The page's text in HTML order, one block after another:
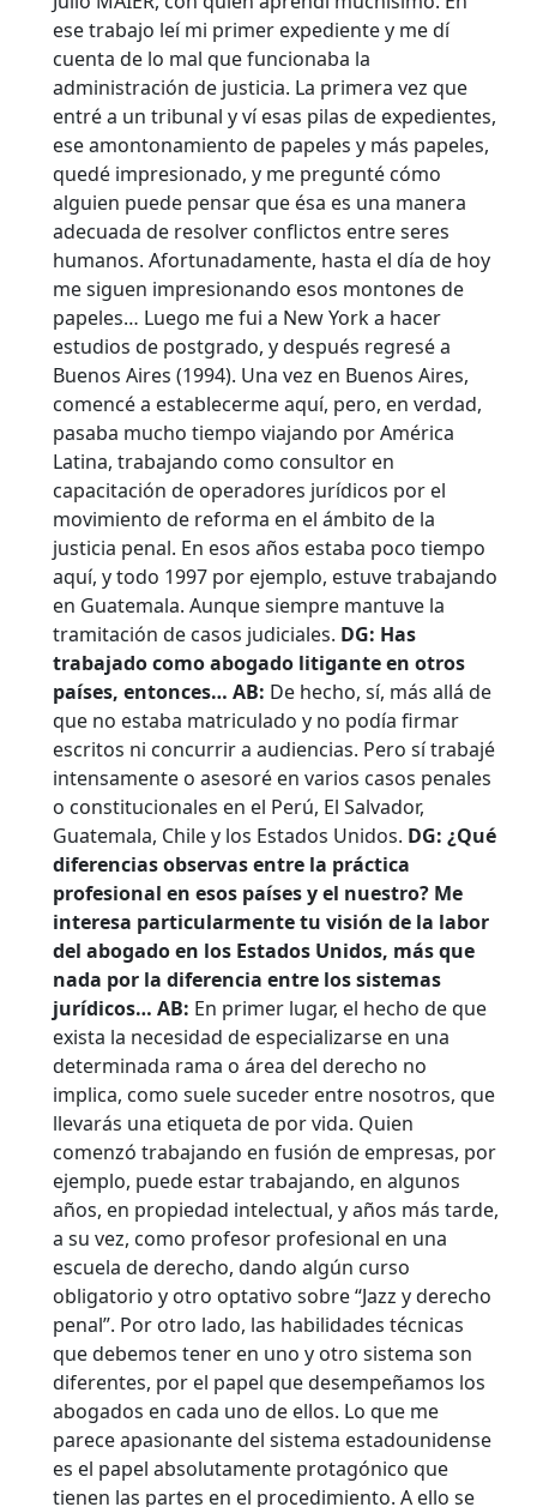
ese trabajo leí mi primer expediente y me dí
cuenta de lo mal que funcionaba la
administración de justicia. La primera vez que
entré a un tribunal y ví esas pilas de expedientes,
ese amontonamiento de papeles y más papeles,
quedé impresionado, y me pregunté cómo
alguien puede pensar que ésa es una manera
adecuada de resolver conflictos entre seres
humanos. Afortunadamente, hasta el día de hoy
me siguen impresionando esos montones de
papeles… Luego me fui a New York a hacer
estudios de postgrado, y después regresé a
Buenos Aires (1994). Una vez en Buenos Aires,
comencé a establecerme aquí, pero, en verdad,
pasaba mucho tiempo viajando por América
Latina, trabajando como consultor en
capacitación de operadores jurídicos por el
movimiento de reforma en el ámbito de la
justicia penal. En esos años estaba poco tiempo
aquí, y todo 1997 por ejemplo, estuve trabajando
en Guatemala. Aunque siempre mantuve la
tramitación de casos judiciales. DG: Has
trabajado como abogado litigante en otros
países, entonces… AB: De hecho, sí, más allá de
que no estaba matriculado y no podía firmar
escritos ni concurrir a audiencias. Pero sí trabajé
intensamente o asesoré en varios casos penales
o constitucionales en el Perú, El Salvador,
Guatemala, Chile y los Estados Unidos. DG: ¿Qué
diferencias observas entre la práctica
profesional en esos países y el nuestro? Me
interesa particularmente tu visión de la labor
del abogado en los Estados Unidos, más que
nada por la diferencia entre los sistemas
jurídicos… AB: En primer lugar, el hecho de que
exista la necesidad de especializarse en una
determinada rama o área del derecho no
implica, como suele suceder entre nosotros, que
llevarás una etiqueta de por vida. Quien
comenzó trabajando en fusión de empresas, por
ejemplo, puede estar trabajando, en algunos
años, en propiedad intelectual, y años más tarde,
a su vez, como profesor profesional en una
escuela de derecho, dando algún curso
obligatorio y otro optativo sobre “Jazz y derecho
penal”. Por otro lado, las habilidades técnicas
que debemos tener en uno y otro sistema son
diferentes, por el papel que desempeñamos los
abogados en cada uno de ellos. Lo que me
parece apasionante del sistema estadounidense
es el papel absolutamente protagónico que
tienen las partes en el procedimiento. A ello se